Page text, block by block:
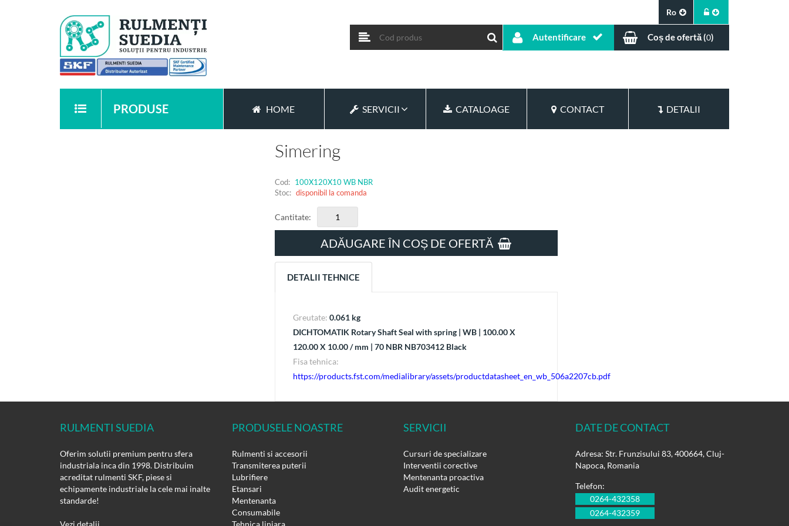
Ro
Autentificare Coș de ofertă (0)
PRODUSE HOME SERVICII CATALOAGE CONTACT DETALII
Simering
Cod: 100X120X10 WB NBR
Stoc: disponibil la comanda
Cantitate:
ADĂUGARE ÎN COȘ DE OFERTĂ
DETALII TEHNICE
Greutate: 0.061 kg
DICHTOMATIK Rotary Shaft Seal with spring | WB | 100.00 X
120.00 X 10.00 / mm | 70 NBR NB703412 Black
Fisa tehnica:
https://products.fst.com/medialibrary/assets/productdatasheet_en_wb_506a2207cb.pdf
RULMENTI SUEDIA
Oferim solutii premium pentru sfera
industriala inca din 1998. Distribuim
acreditat rulmenti SKF, piese si
echipamente industriale la cele mai inalte
standarde!
PRODUSELE NOASTRE
Rulmenti si accesorii
Transmiterea puterii
Lubrifiere
Etansari
Mentenanta
Consumabile
SERVICII
Cursuri de specializare
Interventii corective
Mentenanta proactiva
Audit energetic
DATE DE CONTACT
Adresa: Str. Frunzisului 83, 400664, Cluj-
Napoca, Romania
Telefon:
0264-432358
0264-432359